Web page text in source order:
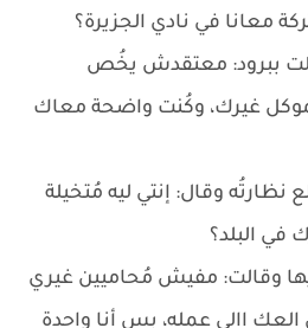
معانا في نادي الجزيرة؟
ببرود: معتقدش يخُص
غيرك، وكُنت واضحة معاك
وقال: إنتي ليه مُتخيلة
في البلد؟
وقالت: مفيش مُحاميين غيري
االي عمله، بس أنا واحدة